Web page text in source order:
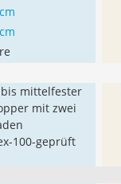
mittelfester
mit zwei
100-geprüft